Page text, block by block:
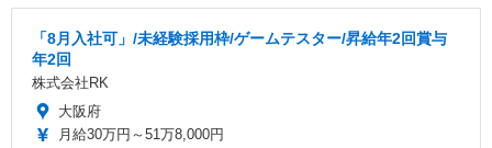
「8月入社可」/未経験採用枠/ゲームテスター/昇給年2回賞与
年2回
株式会社RK
大阪府
月給30万円～51万8,000円